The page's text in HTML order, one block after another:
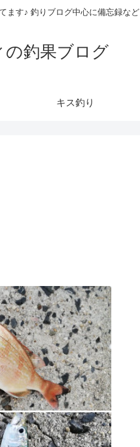
ます♪ 釣りブログ中心に備忘録など
の釣果ブログ
キス釣り